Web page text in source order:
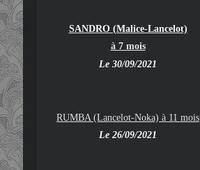
SANDRO (Malice-Lancelot)
à 7 mois
Le 30/09/2021
RUMBA (Lancelot-Noka) à 11 mois
Le 26/09/2021